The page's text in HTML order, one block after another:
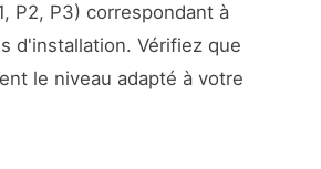
P2, P3) correspondant à
d'installation. Vérifiez que
le niveau adapté à votre